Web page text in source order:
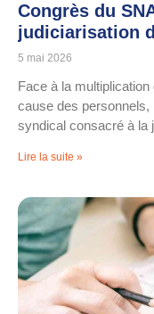
Congrès du
judiciarisation
5 mai 2026
Face à la
cause des personnels,
syndical consacré à la
Lire la suite »